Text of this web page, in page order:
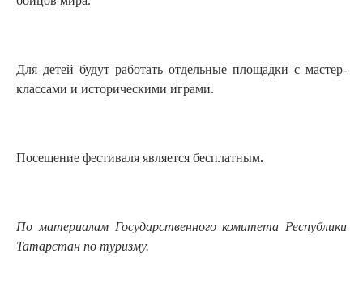
Для детей будут работать отдельные площадки с мастер-
классами и историческими играми.
Посещение фестиваля является бесплатным.
По материалам Государственного комитета Республики
Татарстан по туризму.